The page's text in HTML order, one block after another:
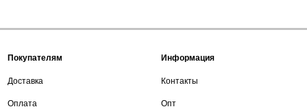
Покупателям
Доставка
Оплата
Информация
Контакты
Опт